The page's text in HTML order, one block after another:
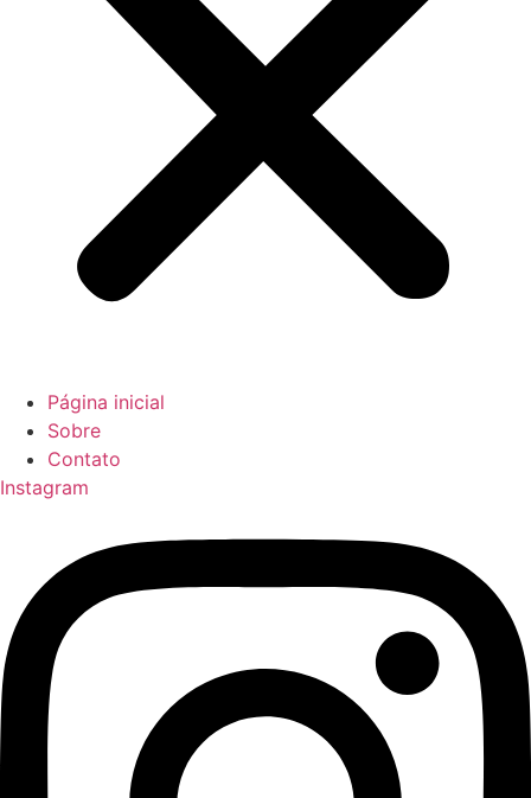
Página inicial
Sobre
Contato
Instagram